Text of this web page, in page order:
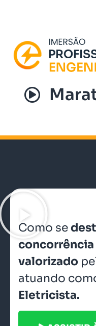
Como se
valorizado
atuando
Eletricista.